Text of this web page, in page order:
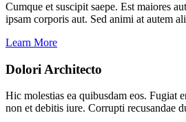
Cumque et suscipit saepe. Est maiores
ipsam corporis aut. Sed animi at autem
Learn More
Dolori Architecto
Hic molestias ea quibusdam eos. Fugiat
non et debitis iure. Corrupti recusandae